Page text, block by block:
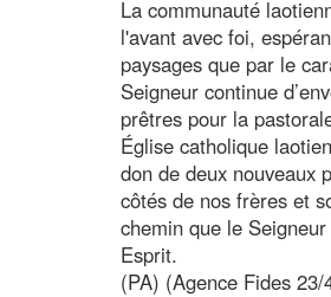
La communauté
l'avant avec foi,
paysages que par le
Seigneur continue
prêtres pour la
Église catholique
don de deux nouveaux
côtés de nos frères et
chemin que le
Esprit.
(PA) (Agence Fides